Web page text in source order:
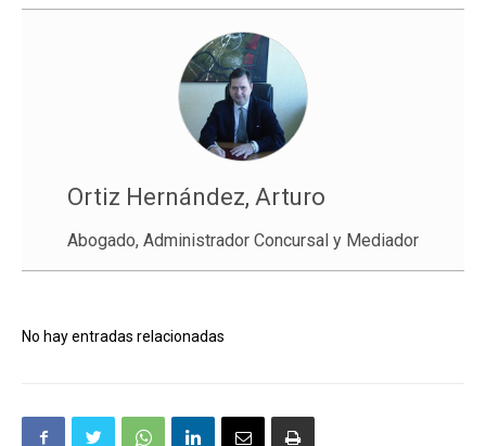
Ortiz Hernández, Arturo
Abogado, Administrador Concursal y Mediador
No hay entradas relacionadas